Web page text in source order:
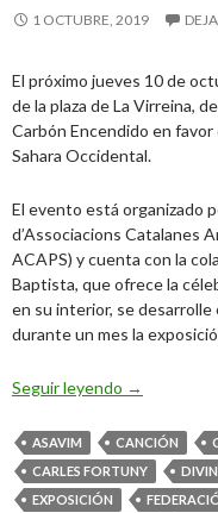
1 OCTUBRE, 2019
El próximo jueves 10 de
de la plaza de La Virreina,
Carbón Encendido en
Sahara Occidental.
El evento está organizado
d’Associacions Catalanes
ACAPS) y cuenta con la
Baptista, que ofrece la
en su interior, se
durante un mes la
Seguir leyendo Carbón
→
ASAVIM CANCIÓN
CARLES FORTUNY
EXPOSICIÓN